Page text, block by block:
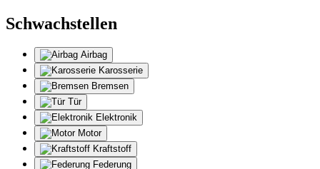
Schwachstellen
Airbag
Karosserie
Bremsen
Tür
Elektronik
Motor
Kraftstoff
Federung